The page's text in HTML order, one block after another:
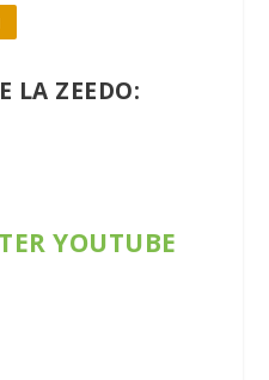
LA ZEEDO:
YOUTUBE